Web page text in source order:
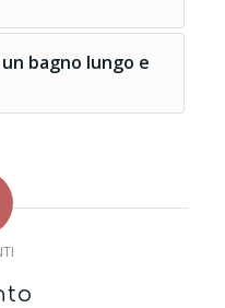
bagno lungo e